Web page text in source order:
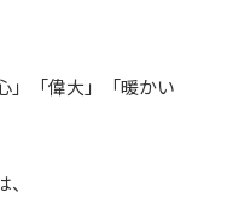
」「偉大」「暖かい